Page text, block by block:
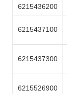
6215436200
6215437100
6215437300
6215526900